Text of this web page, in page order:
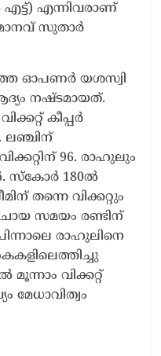
എട്ട്) എന്നിവരാണ്
സുതാർ
ഓപണർ യശസ്വി
നഷ്ടമായത്.
കീപ്പർ
ലഞ്ചിന്
96. രാഹുലും
സ്കോർ 180ൽ
തന്നെ വിക്കറ്റും
ച‍ായ സമയം രണ്ടിന്
രാഹുലിനെ
മൂന്നാം വിക്കറ്റ്
മേധാവിത്വം